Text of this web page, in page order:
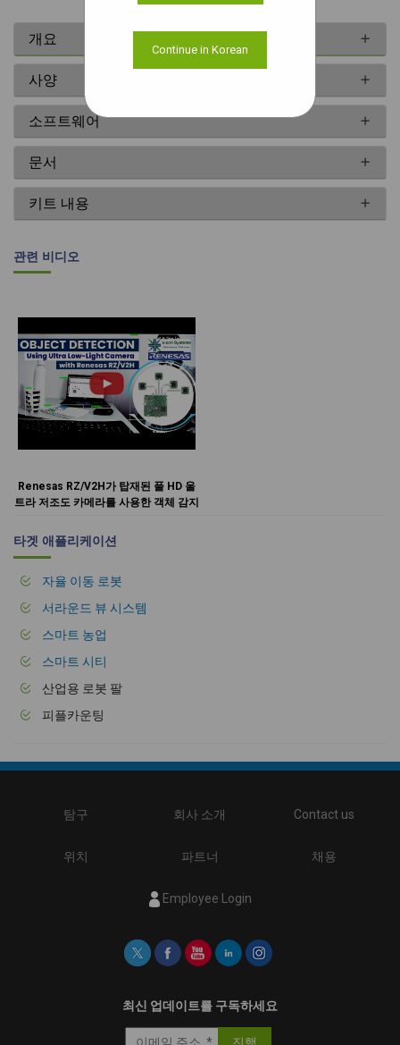
개요
사양
소프트웨어
문서
키트 내용
관련 비디오
Renesas RZ/V2H가 탑재된 풀 HD 울
트라 저조도 카메라를 사용한 객체 감지
타겟 애플리케이션
자율 이동 로봇
서라운드 뷰 시스템
스마트 농업
스마트 시티
산업용 로봇 팔
피플카운팅
탐구 회사 소개 Contact us
위치 파트너 채용
Employee Login
최신 업데이트를 구독하세요
Continue in Korean